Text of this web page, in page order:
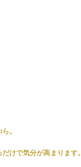
。
けで気分が高まります。